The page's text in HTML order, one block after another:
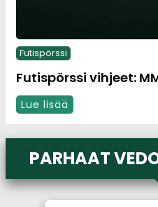
Futispörssi
Futispörssi vihjeet:
Lue lisää
PARHAAT